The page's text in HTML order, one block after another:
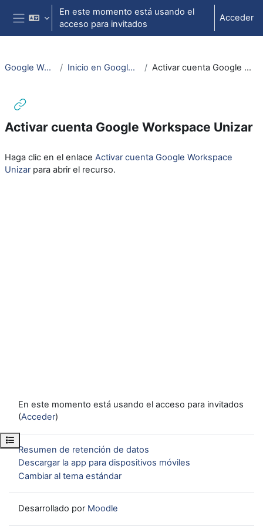
Salta al contenido principal
Panel lateral
En este momento está usando el
acceso para invitados
Acceder
Abrir índice del curso
Google Workspace Inicio en Google Workspace Activar cuenta Google Workspace Unizar
Activar cuenta Google Workspace Unizar
Haga clic en el enlace Activar cuenta Google Workspace
Unizarpara abrir el recurso.
En este momento está usando el acceso para invitados
(Acceder)
Resumen de retención de datos
Descargar la app para dispositivos móviles
Cambiar al tema estándar
Desarrollado por Moodle